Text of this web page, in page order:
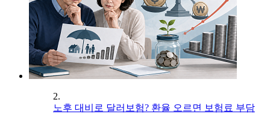
2.
노후 대비로 달러보험? 환율 오르면 보험료 부담